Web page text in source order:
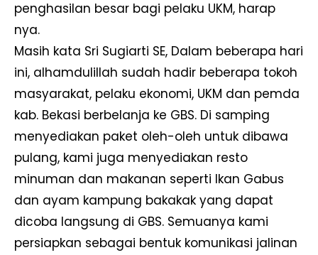
penghasilan besar bagi pelaku UKM, harap
nya.
Masih kata Sri Sugiarti SE, Dalam beberapa hari
ini, alhamdulillah sudah hadir beberapa tokoh
masyarakat, pelaku ekonomi, UKM dan pemda
kab. Bekasi berbelanja ke GBS. Di samping
menyediakan paket oleh-oleh untuk dibawa
pulang, kami juga menyediakan resto
minuman dan makanan seperti Ikan Gabus
dan ayam kampung bakakak yang dapat
dicoba langsung di GBS. Semuanya kami
persiapkan sebagai bentuk komunikasi jalinan